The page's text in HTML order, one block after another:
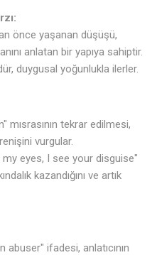
önce yaşanan düşüşü,
anlatan bir yapıya sahiptir.
duygusal yoğunlukla ilerler.
mısrasının tekrar edilmesi,
vurgular.
my eyes, I see your disguise"
kazandığını ve artık
ifadesi, anlatıcının